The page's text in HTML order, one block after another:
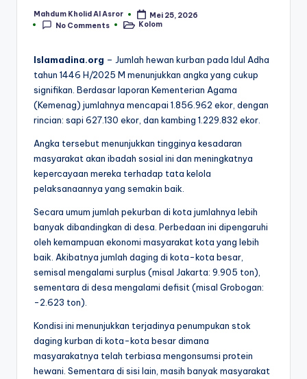
Posted
by
Mahdum Kholid Al Asror
Mei 25, 2026
No Comments
PostedKolom
Islamadina.org – Jumlah hewan kurban pada Idul Adha
tahun 1446 H/2025 M menunjukkan angka yang cukup
signifikan. Berdasar laporan Kementerian Agama
(Kemenag) jumlahnya mencapai 1.856.962 ekor, dengan
rincian: sapi 627.130 ekor, dan kambing 1.229.832 ekor.
Angka tersebut menunjukkan tingginya kesadaran
masyarakat akan ibadah sosial ini dan meningkatnya
kepercayaan mereka terhadap tata kelola
pelaksanaannya yang semakin baik.
Secara umum jumlah pekurban di kota jumlahnya lebih
banyak dibandingkan di desa. Perbedaan ini dipengaruhi
oleh kemampuan ekonomi masyarakat kota yang lebih
baik. Akibatnya jumlah daging di kota-kota besar,
semisal mengalami surplus (misal Jakarta: 9.905 ton),
sementara di desa mengalami defisit (misal Grobogan:
-2.623 ton).
Kondisi ini menunjukkan terjadinya penumpukan stok
daging kurban di kota-kota besar dimana
masyarakatnya telah terbiasa mengonsumsi protein
hewani. Sementara di sisi lain, masih banyak masyarakat